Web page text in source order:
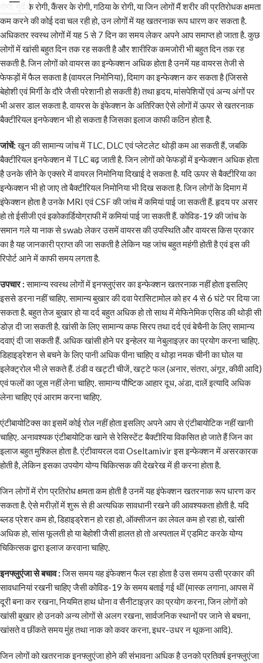
रोगी, गुर्दे के रोगी, कैंसर के रोगी, गठिया के रोगी, या जिन लोगों मैं शरीर की प्रतिरोधक क्षमता
कम करने की कोई दवा चल रही हो, उन लोगों में यह खतरनाक रूप धारण कर सकता है.
अधिकतर स्वस्थ लोगों में यह 5 से 7 दिन का समय लेकर अपने आप समाप्त हो जाता है. कुछ
लोगों में खांसी बहुत दिन तक रह सकती है और शारीरिक कमजोरी भी बहुत दिन तक रह
सकती है. जिन लोगों को वायरस का इन्फेक्शन अधिक होता है उनमें यह वायरस तेजी से
फेफड़ों में फैल सकता है (वायरल निमोनिया), दिमाग का इन्फेक्शन कर सकता है (जिससे
बेहोशी एवं मिर्गी के दौरे जैसी परेशानी हो सकती है) तथा हृदय, मांसपेशियों एवं अन्य अंगों पर
भी असर डाल सकता है. वायरस के इंफेक्शन के अतिरिक्त ऐसे लोगों में ऊपर से खतरनाक
बैक्टीरियल इनफेक्शन भी हो सकता है जिसका इलाज काफी कठिन होता है.
जांचें:खून की सामान्य जांच में TLC, DLC एवं प्लेटलेट थोड़ी कम आ सकती हैं, जबकि
बैक्टीरियल इनफेक्शन में TLC बढ़ जाती है. जिन लोगों को फेफड़ों में इन्फेक्शन अधिक होता
है उनके सीने के एक्सरे में वायरल निमोनिया दिखाई दे सकता है. यदि ऊपर से बैक्टीरिया का
इन्फेक्शन भी हो जाए तो बैक्टीरियल निमोनिया भी दिख सकता है. जिन लोगों के दिमाग में
इंफेक्शन होता है उनके MRI एवं CSF की जांच में कमियां पाई जा सकती हैं. हृदय पर असर
हो तो ईसीजी एवं इकोकार्डियोग्राफी में कमियां पाई जा सकती हैं. कोविड-19 की जांच के
समान गले या नाक से swab लेकर उसमें वायरस की उपस्थिति और वायरस किस प्रकार
का है यह जानकारी प्राप्त की जा सकती है लेकिन यह जांच बहुत महंगी होती है एवं इस की
रिपोर्ट आने में काफी समय लगता है.
उपचार :सामान्य स्वस्थ लोगों में इनफ्लुएंसर का इन्फेक्शन खतरनाक नहीं होता इसलिए
इससे डरना नहीं चाहिए. सामान्य बुखार की दवा पेरासिटामोल को हर 4 से 6 घंटे पर दिया जा
सकता है. बहुत तेज बुखार हो या दर्द बहुत अधिक हो तो साथ में मेफिनेमिक एसिड की थोड़ी सी
डोज़ दी जा सकती है. खांसी के लिए सामान्य कफ सिरप तथा दर्द एवं बेचैनी के लिए सामान्य
दवाएं दी जा सकती हैं. अधिक खांसी होने पर इन्हेलर या नेबुलाइज़र का प्रयोग करना चाहिए.
डिहाइड्रेशन से बचने के लिए पानी अधिक पीना चाहिए व थोड़ा नमक चीनी का घोल या
इलेक्ट्रोल भी ले सकते हैं. ठंडी व खट्टी चीजें, खट्टे फल (अनार, संतरा, अंगूर, कीवी आदि)
एवं फलों का जूस नहीं लेना चाहिए. सामान्य पौष्टिक आहार दूध, अंडा, दालें इत्यादि अधिक
लेना चाहिए एवं आराम करना चाहिए.
एंटीबायोटिक्स का इसमें कोई रोल नहीं होता इसलिए अपने आप से एंटीबायोटिक नहीं खानी
चाहिए. अनावश्यक एंटीबायोटिक खाने से रेसिस्टेंट बैक्टीरिया विकसित हो जाते हैं जिन का
इलाज बहुत मुश्किल होता है. एंटीवायरल दवा Oseltamivir इस इन्फेक्शन में असरकारक
होती है, लेकिन इसका उपयोग योग्य चिकित्सक की देखरेख में ही करना होता है.
जिन लोगों में रोग प्रतिरोध क्षमता कम होती है उनमें यह इंफेक्शन खतरनाक रूप धारण कर
सकता है. ऐसे मरीज़ों में शुरू से ही अत्यधिक सावधानी रखने की आवश्यकता होती है. यदि
ब्लड प्रेशर कम हो, डिहाइड्रेशन हो रहा हो, ऑक्सीजन का लेवल कम हो रहा हो, खांसी
अधिक हो, सांस फूलती हो या बेहोशी जैसी हालत हो तो अस्पताल में एडमिट करके योग्य
चिकित्सक द्वारा इलाज करवाना चाहिए.
इनफ्लुएंजा से बचाव :जिस समय यह इंफेक्शन फैल रहा होता है उस समय उसी प्रकार की
सावधानियां रखनी चाहिए जैसी कोविड-19 के समय बताई गई थीं (मास्क लगाना, आपस में
दूरी बना कर रखना, नियमित हाथ धोना व सैनीटाइज़र का प्रयोग करना, जिन लोगों को
खांसी बुखार हो उनको अन्य लोगों से अलग रखना, सार्वजनिक स्थानों पर जाने से बचना,
खांसते व छींकते समय मुंह तथा नाक को कवर करना, इधर-उधर न थूकना आदि).
जिन लोगों को खतरनाक इनफ्लुएंजा होने की संभावना अधिक है उनको प्रतिवर्ष इनफ्लुएंजा